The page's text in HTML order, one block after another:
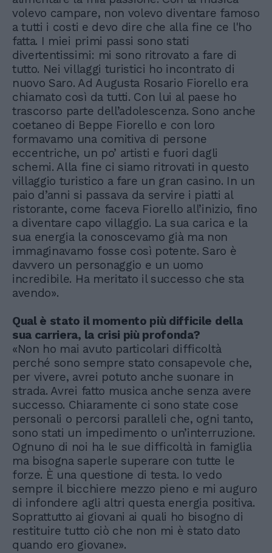
volevo campare, non volevo diventare famoso
a tutti i costi e devo dire che alla fine ce l'ho
fatta. I miei primi passi sono stati
divertentissimi: mi sono ritrovato a fare di
tutto. Nei villaggi turistici ho incontrato di
nuovo Saro. Ad Augusta Rosario Fiorello era
chiamato così da tutti. Con lui al paese ho
trascorso parte dell’adolescenza. Sono anche
coetaneo di Beppe Fiorello e con loro
formavamo una comitiva di persone
eccentriche, un po’ artisti e fuori dagli
schemi. Alla fine ci siamo ritrovati in questo
villaggio turistico a fare un gran casino. In un
paio d’anni si passava da servire i piatti al
ristorante, come faceva Fiorello all’inizio, fino
a diventare capo villaggio. La sua carica e la
sua energia la conoscevamo già ma non
immaginavamo fosse così potente. Saro è
davvero un personaggio e un uomo
incredibile. Ha meritato il successo che sta
avendo».
Qual è stato il momento più difficile della
sua carriera, la crisi più profonda?
«Non ho mai avuto particolari difficoltà
perché sono sempre stato consapevole che,
per vivere, avrei potuto anche suonare in
strada. Avrei fatto musica anche senza avere
successo. Chiaramente ci sono state cose
personali o percorsi paralleli che, ogni tanto,
sono stati un impedimento o un’interruzione.
Ognuno di noi ha le sue difficoltà in famiglia
ma bisogna saperle superare con tutte le
forze. È una questione di testa. Io vedo
sempre il bicchiere mezzo pieno e mi auguro
di infondere agli altri questa energia positiva.
Soprattutto ai giovani ai quali ho bisogno di
restituire tutto ciò che non mi è stato dato
quando ero giovane».